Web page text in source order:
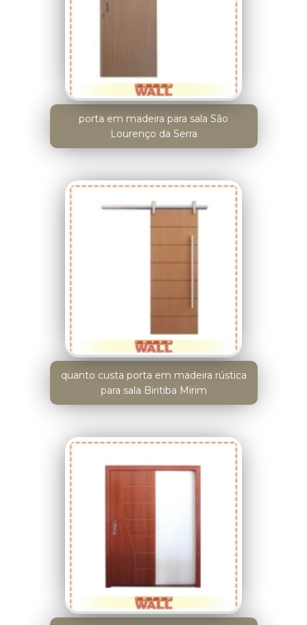
porta em madeira para sala São
Lourenço da Serra
quanto custa porta em madeira rústica
para sala Biritiba Mirim